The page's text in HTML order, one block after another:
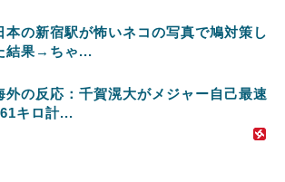
本の新宿駅が怖いネコの写真で鳩対策し
結果→ちゃ...
外の反応：千賀滉大がメジャー自己最速
キロ計...